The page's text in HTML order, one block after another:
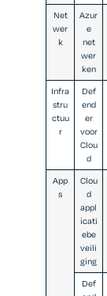
Net
wer
k
Azur
e
net
wer
ken
Infra
stru
ctuu
r
Def
end
er
voor
Clou
d
App
s
Clou
d
appl
icati
ebe
veili
ging
Def